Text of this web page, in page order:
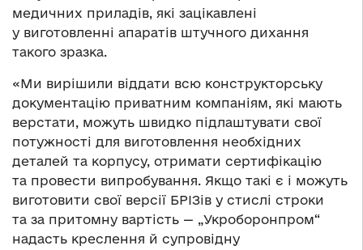
медичних приладів, які зацікавлені
у виготовленні апаратів штучного дихання
такого зразка.
«Ми вирішили віддати всю конструкторську
документацію приватним компаніям, які мають
верстати, можуть швидко підлаштувати свої
потужності для виготовлення необхідних
деталей та корпусу, отримати сертифікацію
та провести випробування. Якщо такі є і можуть
виготовити свої версії БРІЗів у стислі строки
та за притомну вартість — „Укроборонпром“
надасть креслення й супровідну